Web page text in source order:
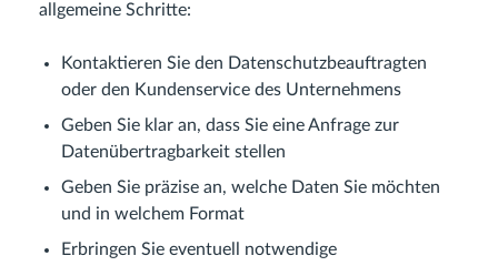
allgemeine Schritte:
Kontaktieren Sie den Datenschutzbeauftragten
oder den Kundenservice des Unternehmens
Geben Sie klar an, dass Sie eine Anfrage zur
Datenübertragbarkeit stellen
Geben Sie präzise an, welche Daten Sie möchten
und in welchem Format
Erbringen Sie eventuell notwendige